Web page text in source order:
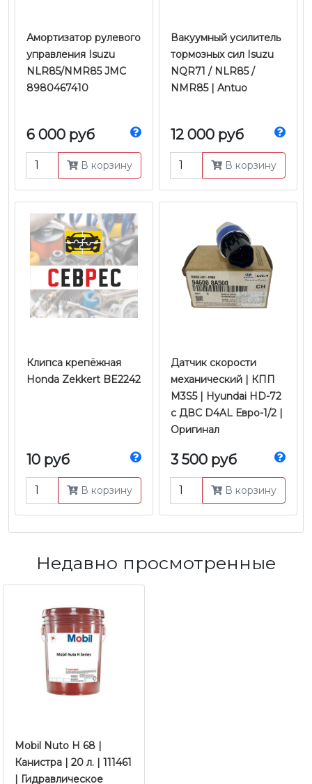
Амортизатор рулевого
управления Isuzu
NLR85/NMR85 JMC
8980467410
6 000 руб
В корзину
Вакуумный усилитель
тормозных сил Isuzu
NQR71 / NLR85 /
NMR85 | Antuo
12 000 руб
В корзину
Клипса крепёжная
Honda Zekkert BE2242
10 руб
В корзину
Датчик скорости
механический | КПП
M3S5 | Hyundai HD-72
с ДВС D4AL Евро-1/2 |
Оригинал
3 500 руб
В корзину
Недавно просмотренные
Mobil Nuto H 68 |
Канистра | 20 л. | 111461
| Гидравлическое